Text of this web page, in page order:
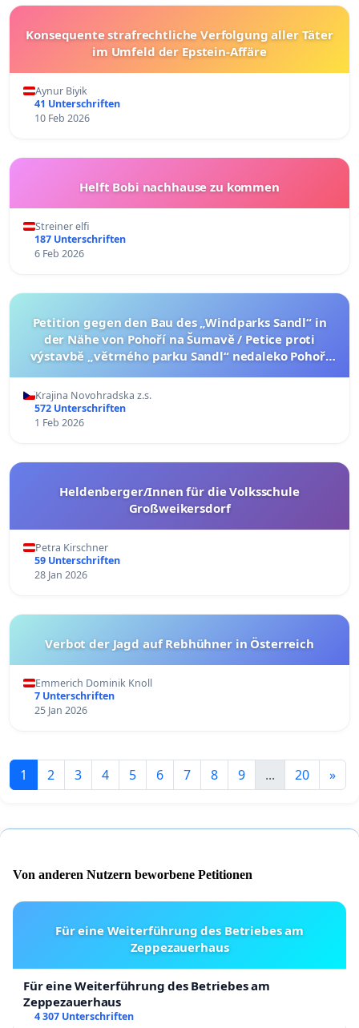
Konsequente strafrechtliche Verfolgung aller Täter
im Umfeld der Epstein-Affäre
Aynur Biyik
41 Unterschriften
10 Feb 2026
Helft Bobi nachhause zu kommen
Streiner elfi
187 Unterschriften
6 Feb 2026
Petition gegen den Bau des „Windparks Sandl“ in
der Nähe von Pohoří na Šumavě / Petice proti
výstavbě „větrného parku Sandl“ nedaleko Pohoří
Krajina Novohradska z.s.
572 Unterschriften
1 Feb 2026
Heldenberger/Innen für die Volksschule
Großweikersdorf
Petra Kirschner
59 Unterschriften
28 Jan 2026
Verbot der Jagd auf Rebhühner in Österreich
Emmerich Dominik Knoll
7 Unterschriften
25 Jan 2026
1 2 3 4 5 6 7 8 9 ... 20 »
Von anderen Nutzern beworbene Petitionen
Für eine Weiterführung des Betriebes am
Zeppezauerhaus
Für eine Weiterführung des Betriebes am
Zeppezauerhaus
4 307 Unterschriften